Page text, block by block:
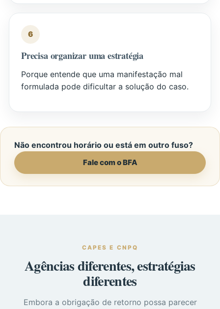
6
Precisa organizar uma estratégia
Porque entende que uma manifestação mal
formulada pode dificultar a solução do caso.
Não encontrou horário ou está em outro fuso?
Fale com o BFA
CAPES E CNPQ
Agências diferentes, estratégias
diferentes
Embora a obrigação de retorno possa parecer